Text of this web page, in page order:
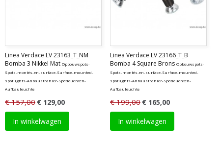
Linea Verdace LV 23163_T_NM
Bomba 3 Nikkel Mat Opbouwspots-
Spots-montés-en-surface-Surface-mounted-
spotlights-Anbaustrahler-Spotleuchten-
Aufbauleuchte
€ 157,00 € 129,00
In winkelwagen
Linea Verdace LV 23166_T_B
Bomba 4 Square Brons Opbouwspots-
Spots-montés-en-surface-Surface-mounted-
spotlights-Anbaustrahler-Spotleuchten-
Aufbauleuchte
€ 199,00 € 165,00
In winkelwagen